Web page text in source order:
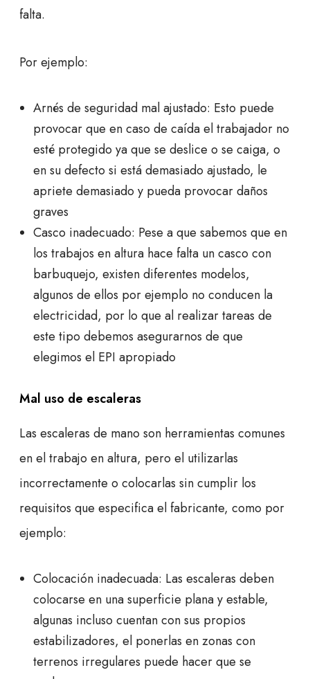
falta.
Por ejemplo:
Arnés de seguridad mal ajustado: Esto puede
provocar que en caso de caída el trabajador no
esté protegido ya que se deslice o se caiga, o
en su defecto si está demasiado ajustado, le
apriete demasiado y pueda provocar daños
graves
Casco inadecuado: Pese a que sabemos que en
los trabajos en altura hace falta un casco con
barbuquejo, existen diferentes modelos,
algunos de ellos por ejemplo no conducen la
electricidad, por lo que al realizar tareas de
este tipo debemos asegurarnos de que
elegimos el EPI apropiado
Mal uso de escaleras
Las escaleras de mano son herramientas comunes
en el trabajo en altura, pero el utilizarlas
incorrectamente o colocarlas sin cumplir los
requisitos que especifica el fabricante, como por
ejemplo:
Colocación inadecuada: Las escaleras deben
colocarse en una superficie plana y estable,
algunas incluso cuentan con sus propios
estabilizadores, el ponerlas en zonas con
terrenos irregulares puede hacer que se